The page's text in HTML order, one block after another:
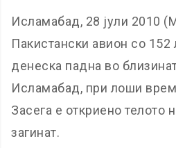
Исламабад, 28 јули 2010
Пакистански авион со 152
денеска падна во
Исламабад, при лоши
Засега е откриено телото
загинат.